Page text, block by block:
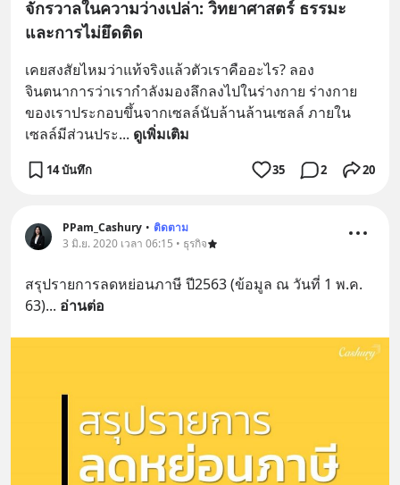
จักรวาลในความว่างเปล่า: วิทยาศาสตร์ ธรรมะ
และการไม่ยึดติด
เคยสงสัยไหมว่าแท้จริงแล้วตัวเราคืออะไร? ลอง
จินตนาการว่าเรากำลังมองลึกลงไปในร่างกาย ร่างกาย
ของเราประกอบขึ้นจากเซลล์นับล้านล้านเซลล์ ภายใน
เซลล์มีส่วนประ... ดูเพิ่มเติม
14 บันทึก 35 2 20
PPam_Cashury • ติดตาม
3 มิ.ย. 2020 เวลา 06:15 • ธุรกิจ
สรุปรายการลดหย่อนภาษี ปี2563 (ข้อมูล ณ วันที่ 1 พ.ค.
63)... อ่านต่อ